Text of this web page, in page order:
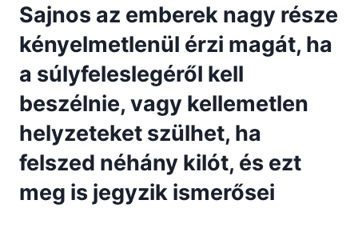
Sajnos az emberek nagy része
kényelmetlenül érzi magát, ha
a súlyfeleslegéről kell
beszélnie, vagy kellemetlen
helyzeteket szülhet, ha
felszed néhány kilót, és ezt
meg is jegyzik ismerősei